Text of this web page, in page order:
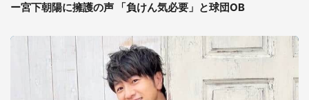
ー宮下朝陽に擁護の声 「負けん気必要」と球団OB